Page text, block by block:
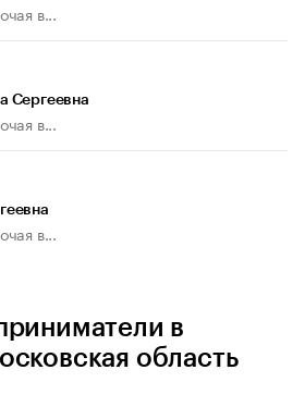
в...
Сергеевна
в...
в...
в
область